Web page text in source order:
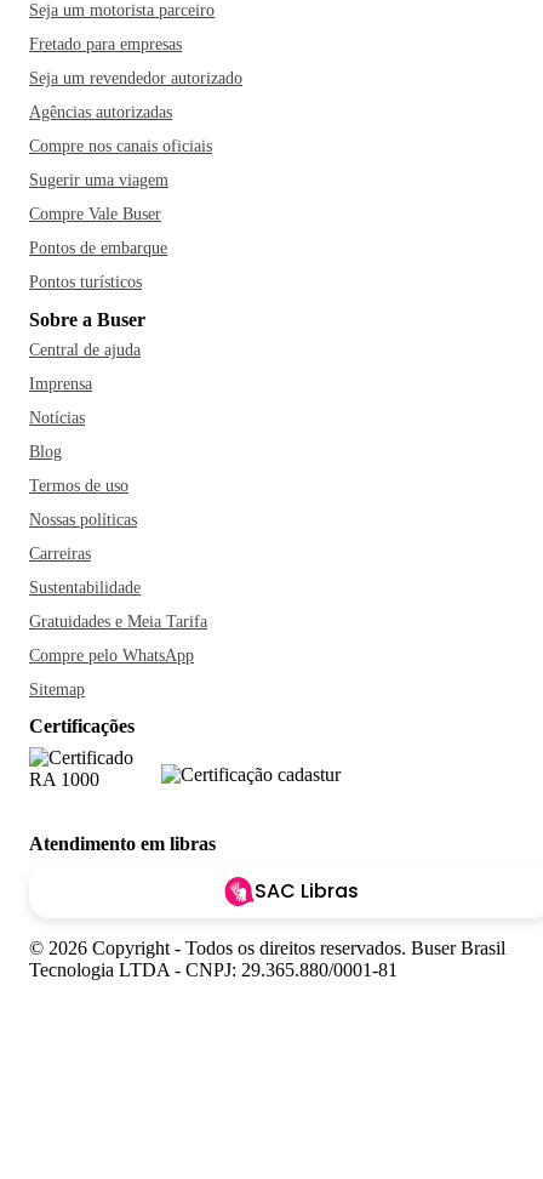
Seja um motorista parceiro
Fretado para empresas
Seja um revendedor autorizado
Agências autorizadas
Compre nos canais oficiais
Sugerir uma viagem
Compre Vale Buser
Pontos de embarque
Pontos turísticos
Sobre a Buser
Central de ajuda
Imprensa
Notícias
Blog
Termos de uso
Nossas políticas
Carreiras
Sustentabilidade
Gratuidades e Meia Tarifa
Compre pelo WhatsApp
Sitemap
Certificações
Atendimento em libras
SAC Libras
© 2026 Copyright - Todos os direitos reservados. Buser Brasil
Tecnologia LTDA - CNPJ: 29.365.880/0001-81